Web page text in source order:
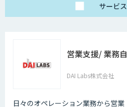
サービス
営業支援/ 業務
DAI Labs株式会社
日々のオペレーション業務から営